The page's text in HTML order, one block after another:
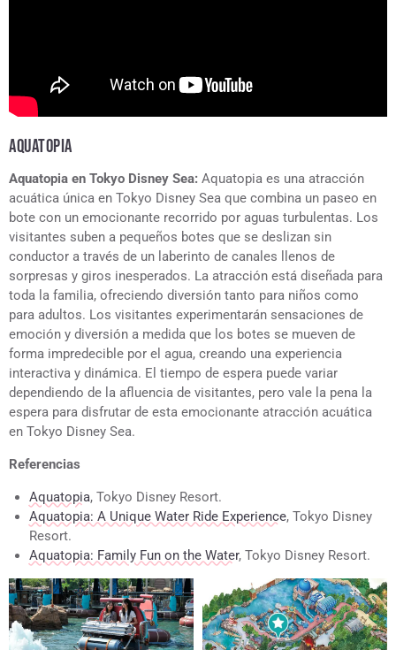
AQUATOPIA
Aquatopia en Tokyo Disney Sea: Aquatopia es una atracción
acuática única en Tokyo Disney Sea que combina un paseo en
bote con un emocionante recorrido por aguas turbulentas. Los
visitantes suben a pequeños botes que se deslizan sin
conductor a través de un laberinto de canales llenos de
sorpresas y giros inesperados. La atracción está diseñada para
toda la familia, ofreciendo diversión tanto para niños como
para adultos. Los visitantes experimentarán sensaciones de
emoción y diversión a medida que los botes se mueven de
forma impredecible por el agua, creando una experiencia
interactiva y dinámica. El tiempo de espera puede variar
dependiendo de la afluencia de visitantes, pero vale la pena la
espera para disfrutar de esta emocionante atracción acuática
en Tokyo Disney Sea.
Referencias
Aquatopia, Tokyo Disney Resort.
Aquatopia: A Unique Water Ride Experience, Tokyo Disney
Resort.
Aquatopia: Family Fun on the Water, Tokyo Disney Resort.